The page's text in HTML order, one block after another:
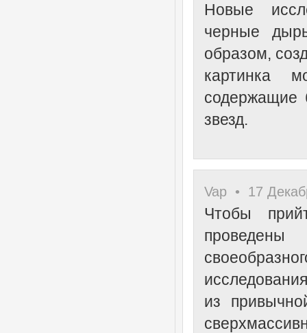
Новые
черные
образом,
картинка
содержащие
звезд.
Vap • 17
Чтобы
проведены
из